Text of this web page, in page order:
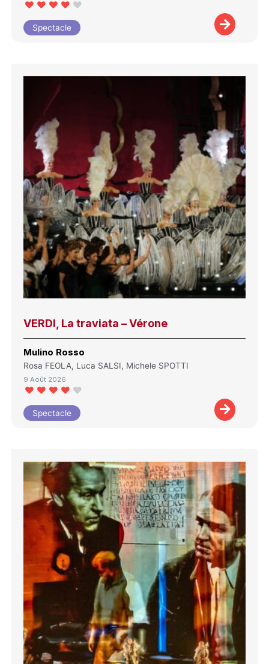
Spectacle
VERDI, La traviata – Vérone
Mulino Rosso
Rosa FEOLA, Luca SALSI, Michele SPOTTI
9 Août 2026
Spectacle